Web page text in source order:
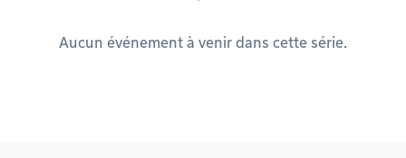
Aucun événement à venir dans cette série.